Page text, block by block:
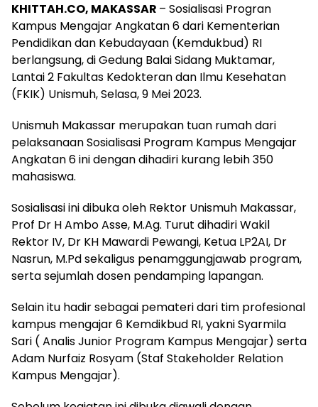
KHITTAH.CO, MAKASSAR – Sosialisasi Progran
Kampus Mengajar Angkatan 6 dari Kementerian
Pendidikan dan Kebudayaan (Kemdukbud) RI
berlangsung, di Gedung Balai Sidang Muktamar,
Lantai 2 Fakultas Kedokteran dan Ilmu Kesehatan
(FKIK) Unismuh, Selasa, 9 Mei 2023.
Unismuh Makassar merupakan tuan rumah dari
pelaksanaan Sosialisasi Program Kampus Mengajar
Angkatan 6 ini dengan dihadiri kurang lebih 350
mahasiswa.
Sosialisasi ini dibuka oleh Rektor Unismuh Makassar,
Prof Dr H Ambo Asse, M.Ag. Turut dihadiri Wakil
Rektor IV, Dr KH Mawardi Pewangi, Ketua LP2AI, Dr
Nasrun, M.Pd sekaligus penamggungjawab program,
serta sejumlah dosen pendamping lapangan.
Selain itu hadir sebagai pemateri dari tim profesional
kampus mengajar 6 Kemdikbud RI, yakni Syarmila
Sari ( Analis Junior Program Kampus Mengajar) serta
Adam Nurfaiz Rosyam (Staf Stakeholder Relation
Kampus Mengajar).